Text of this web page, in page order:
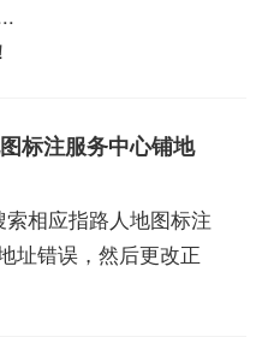
标注服务中心铺地
相应指路人地图标注
址错误，然后更改正